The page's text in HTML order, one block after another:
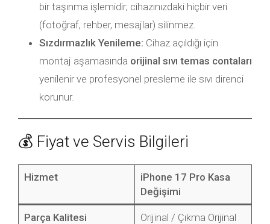
bir taşınma işlemidir; cihazınızdaki hiçbir veri
(fotoğraf, rehber, mesajlar) silinmez.
Sızdırmazlık Yenileme: Cihaz açıldığı için
montaj aşamasında orijinal sıvı temas contaları
yenilenir ve profesyonel presleme ile sıvı direnci
korunur.
💰 Fiyat ve Servis Bilgileri
Hizmet
iPhone 17 Pro Kasa
Değişimi
Parça Kalitesi Orijinal / Çıkma Orijinal